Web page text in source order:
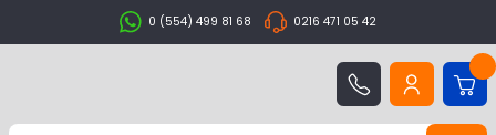
0 (554) 499 81 68 0216 471 05 42